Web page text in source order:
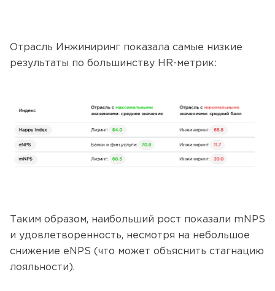
Отрасль Инжиниринг показала самые низкие
результаты по большинству HR-метрик:
Таким образом, наибольший рост показали mNPS
и удовлетворенность, несмотря на небольшое
снижение eNPS (что может объяснить стагнацию
лояльности).